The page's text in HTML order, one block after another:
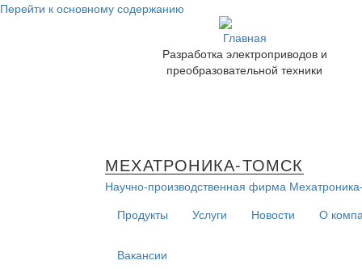
Перейти к основному содержанию
Разработка электроприводов и
преобразовательной техники
МЕХАТРОНИКА-ТОМСК
Научно-производственная фирма
Продукты
Услуги Новости О
Вакансии